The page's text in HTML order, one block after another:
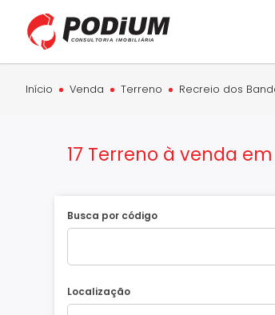
Início Venda Terreno Recreio dos
17 Terreno à venda
Busca por código
Localização